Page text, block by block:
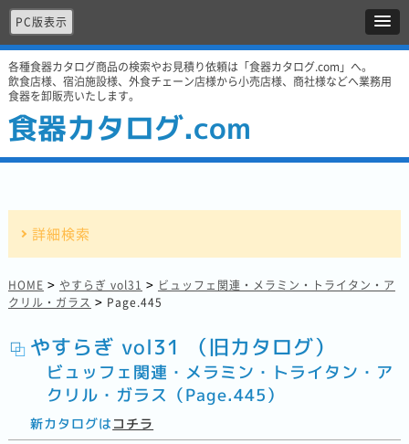
各種食器カタログ商品の検索やお見積り依頼は「食器カタログ.com」へ。
飲食店様、宿泊施設様、外食チェーン店様から小売店様、商社様などへ業務用
食器を卸販売いたします。
食器カタログ.com
PC版表示
詳細検索
HOME > やすらぎ vol31 > ビュッフェ関連・メラミン・トライタン・ア
クリル・ガラス > Page.445
やすらぎ vol31 （旧カタログ）
ビュッフェ関連・メラミン・トライタン・ア
クリル・ガラス（Page.445）
新カタログは コチラ